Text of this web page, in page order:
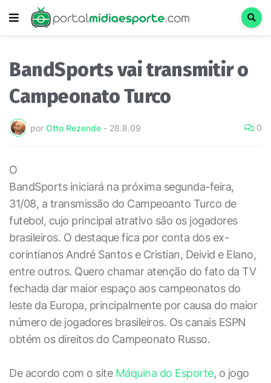
BandSports vai transmitir o
Campeonato Turco
por Otto Rezende - 28.8.09 0
O
BandSports iniciará na próxima segunda-feira,
31/08, a transmissão do Campeoanto Turco de
futebol, cujo principal atrativo são os jogadores
brasileiros. O destaque fica por conta dos ex-
corintianos André Santos e Cristian, Deivid e Elano,
entre outros. Quero chamar atenção do fato da TV
fechada dar maior espaço aos campeonatos do
leste da Europa, principalmente por causa do maior
número de jogadores brasileiros. Os canais ESPN
obtém os direitos do Campeonato Russo.
De acordo com o site Máquina do Esporte, o jogo